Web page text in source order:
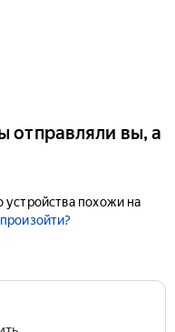
отправляли вы, а
устройства похожи на